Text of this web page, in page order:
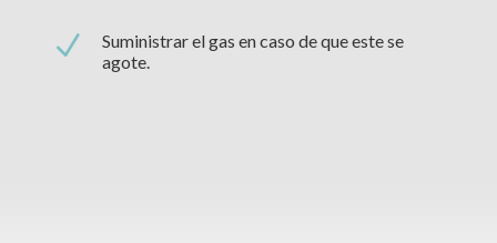
N
Suministrar el gas en caso de que este se
agote.